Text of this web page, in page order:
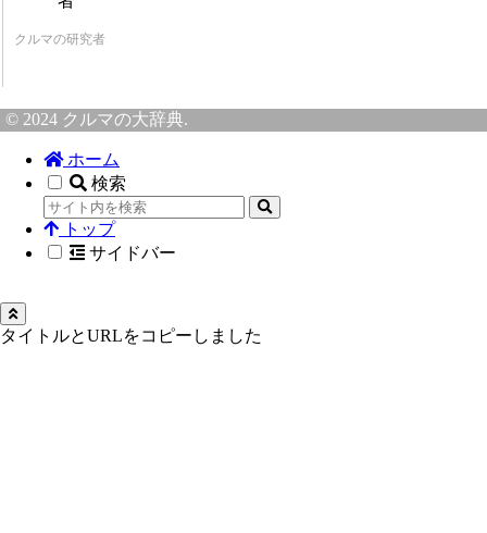
クルマの研究者
© 2024 クルマの大辞典.
ホーム
検索
トップ
サイドバー
タイトルとURLをコピーしました